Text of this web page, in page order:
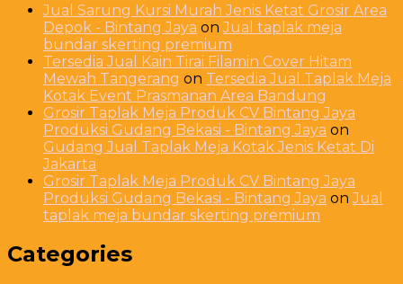
Jual Sarung Kursi Murah Jenis Ketat Grosir Area
Depok - Bintang Jaya onJual taplak meja
bundar skerting premium
Tersedia Jual Kain Tirai Filamin Cover Hitam
Mewah Tangerang on Tersedia Jual Taplak Meja
Kotak Event Prasmanan Area Bandung
Grosir Taplak Meja Produk CV Bintang Jaya
Produksi Gudang Bekasi - Bintang Jaya on
Gudang Jual Taplak Meja Kotak Jenis Ketat Di
Jakarta
Grosir Taplak Meja Produk CV Bintang Jaya
Produksi Gudang Bekasi - Bintang Jaya onJual
taplak meja bundar skerting premium
Categories